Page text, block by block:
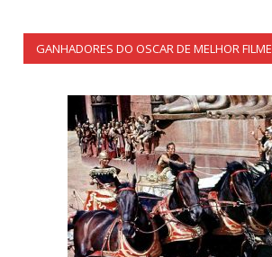
GANHADORES DO OSCAR DE MELHOR FILME